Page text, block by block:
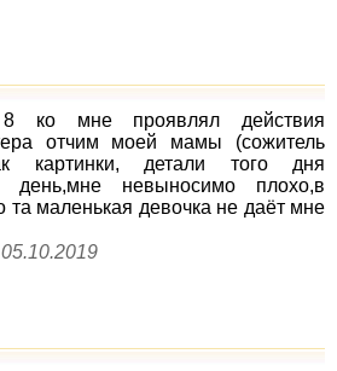
ко мне проявлял действия
отчим моей мамы (сожитель
картинки, детали того дня
день,мне невыносимо плохо,в
та маленькая девочка не даёт мне